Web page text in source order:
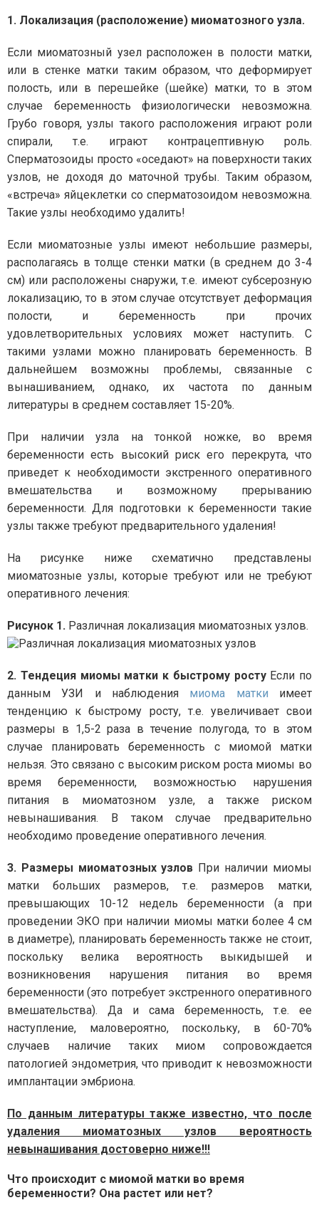
1. Локализация (расположение) миоматозного узла.
Если миоматозный узел расположен в полости матки,
или в стенке матки таким образом, что деформирует
полость, или в перешейке (шейке) матки, то в этом
случае беременность физиологически невозможна.
Грубо говоря, узлы такого расположения играют роли
спирали, т.е. играют контрацептивную роль.
Сперматозоиды просто «оседают» на поверхности таких
узлов, не доходя до маточной трубы. Таким образом,
«встреча» яйцеклетки со сперматозоидом невозможна.
Такие узлы необходимо удалить!
Если миоматозные узлы имеют небольшие размеры,
располагаясь в толще стенки матки (в среднем до 3-4
см) или расположены снаружи, т.е. имеют субсерозную
локализацию, то в этом случае отсутствует деформация
полости, и беременность при прочих
удовлетворительных условиях может наступить. С
такими узлами можно планировать беременность. В
дальнейшем возможны проблемы, связанные с
вынашиванием, однако, их частота по данным
литературы в среднем составляет 15-20%.
При наличии узла на тонкой ножке, во время
беременности есть высокий риск его перекрута, что
приведет к необходимости экстренного оперативного
вмешательства и возможному прерыванию
беременности. Для подготовки к беременности такие
узлы также требуют предварительного удаления!
На рисунке ниже схематично представлены
миоматозные узлы, которые требуют или не требуют
оперативного лечения:
Рисунок 1. Различная локализация миоматозных узлов.
2. Тендеция миомы матки к быстрому ростуЕсли по
данным УЗИ и наблюдения миома матки имеет
тенденцию к быстрому росту, т.е. увеличивает свои
размеры в 1,5-2 раза в течение полугода, то в этом
случае планировать беременность с миомой матки
нельзя. Это связано с высоким риском роста миомы во
время беременности, возможностью нарушения
питания в миоматозном узле, а также риском
невынашивания. В таком случае предварительно
необходимо проведение оперативного лечения.
3. Размеры миоматозных узлов При наличии миомы
матки больших размеров, т.е. размеров матки,
превышающих 10-12 недель беременности (а при
проведении ЭКО при наличии миомы матки более 4 см
в диаметре), планировать беременность также не стоит,
поскольку велика вероятность выкидышей и
возникновения нарушения питания во время
беременности (это потребует экстренного оперативного
вмешательства). Да и сама беременность, т.е. ее
наступление, маловероятно, поскольку, в 60-70%
случаев наличие таких миом сопровождается
патологией эндометрия, что приводит к невозможности
имплантации эмбриона.
По данным литературы также известно, что после
удаления миоматозных узлов вероятность
невынашивания достоверно ниже!!!
Что происходит с миомой матки во время
беременности? Она растет или нет?